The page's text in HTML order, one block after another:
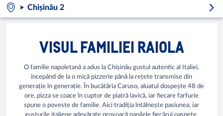
Chișinău 2
VISUL FAMILIEI RAIOLA
O familie napoletană a adus la Chișinău gustul autentic al Italiei,
începând de la o mică pizzerie până la rețete transmise din
generație în generație. În bucătăria Caruso, aluatul dospește 48 de
ore, pizza se coace în cuptor de piatră lavică, iar fiecare farfurie
spune o poveste de familie. Aici tradiția întâlnește pasiunea, iar